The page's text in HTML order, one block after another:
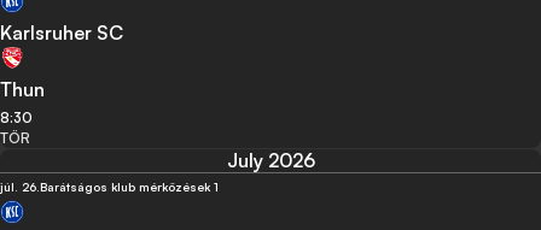
Karlsruher SC
Thun
8:30
TÖR
July 2026
júl. 26. Barátságos klub mérközések 1